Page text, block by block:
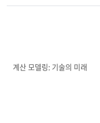
계산 모델링: 기술의 미래